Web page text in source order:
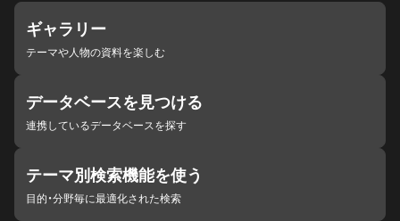
ギャラリー
テーマや人物の資料を楽しむ
データベースを見つける
連携しているデータベースを探す
テーマ別検索機能を使う
目的・分野毎に最適化された検索